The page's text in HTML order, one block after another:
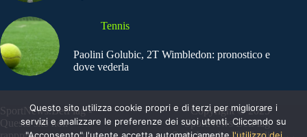
Tennis
Paolini Golubic, 2T Wimbledon: pronostico e
dove vederla
SportNews.BetFlag -
Questo sito non
Copyright © 2025
SportNews BetFlag
Questo sito utilizza cookie propri e di terzi per migliorare i
servizi e analizzare le preferenze dei suoi utenti. Cliccando su